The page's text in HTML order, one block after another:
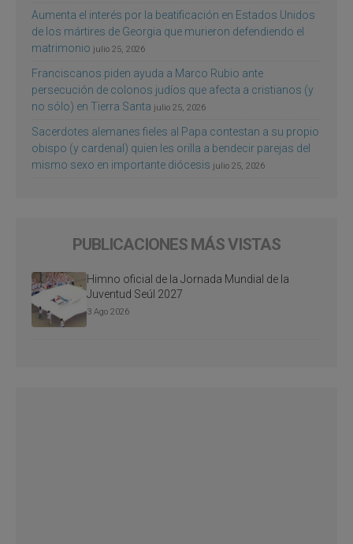
Aumenta el interés por la beatificación en Estados Unidos
de los mártires de Georgia que murieron defendiendo el
matrimonio julio 25, 2026
Franciscanos piden ayuda a Marco Rubio ante
persecución de colonos judíos que afecta a cristianos (y
no sólo) en Tierra Santa julio 25, 2026
Sacerdotes alemanes fieles al Papa contestan a su propio
obispo (y cardenal) quien les orilla a bendecir parejas del
mismo sexo en importante diócesis julio 25, 2026
PUBLICACIONES MÁS VISTAS
Himno oficial de la Jornada Mundial de la
Juventud Seúl 2027
3 Ago 2026